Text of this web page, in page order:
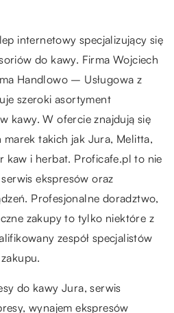
internetowy specjalizujący się
do kawy. Firma Wojciech
Handlowo – Usługowa z
szeroki asortyment
kawy. W ofercie znajdują się
takich jak Jura, Melitta,
kaw i herbat. Proficafe.pl to nie
ekspresów oraz
Profesjonalne doradztwo,
zakupy to tylko niektóre z
zespół specjalistów
do kawy Jura, serwis
wynajem ekspresów